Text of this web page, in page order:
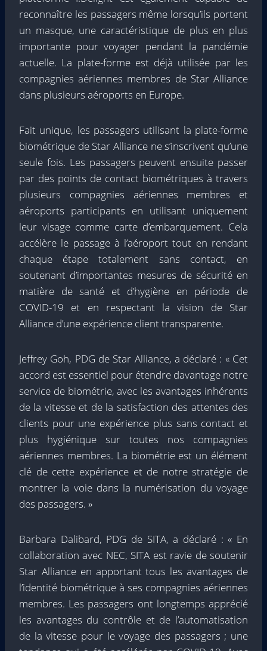
reconnaître les passagers même lorsqu’ils portent
un masque, une caractéristique de plus en plus
importante pour voyager pendant la pandémie
actuelle. La plate-forme est déjà utilisée par les
compagnies aériennes membres de Star Alliance
dans plusieurs aéroports en Europe.
Fait unique, les passagers utilisant la plate-forme
biométrique de Star Alliance ne s’inscrivent qu’une
seule fois. Les passagers peuvent ensuite passer
par des points de contact biométriques à travers
plusieurs compagnies aériennes membres et
aéroports participants en utilisant uniquement
leur visage comme carte d’embarquement. Cela
accélère le passage à l’aéroport tout en rendant
chaque étape totalement sans contact, en
soutenant d’importantes mesures de sécurité en
matière de santé et d’hygiène en période de
COVID-19 et en respectant la vision de Star
Alliance d’une expérience client transparente.
Jeffrey Goh, PDG de Star Alliance, a déclaré : « Cet
accord est essentiel pour étendre davantage notre
service de biométrie, avec les avantages inhérents
de la vitesse et de la satisfaction des attentes des
clients pour une expérience plus sans contact et
plus hygiénique sur toutes nos compagnies
aériennes membres. La biométrie est un élément
clé de cette expérience et de notre stratégie de
montrer la voie dans la numérisation du voyage
des passagers. »
Barbara Dalibard, PDG de SITA, a déclaré : « En
collaboration avec NEC, SITA est ravie de soutenir
Star Alliance en apportant tous les avantages de
l’identité biométrique à ses compagnies aériennes
membres. Les passagers ont longtemps apprécié
les avantages du contrôle et de l’automatisation
de la vitesse pour le voyage des passagers ; une